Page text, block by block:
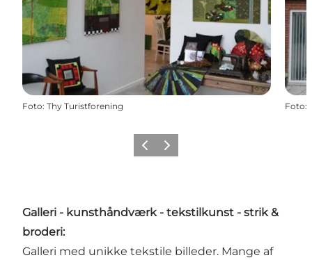
Foto: Thy Turistforening Foto:
ForrigeNæste
Galleri - kunsthåndværk - tekstilkunst - strik &
broderi:
Galleri med unikke tekstile billeder. Mange af